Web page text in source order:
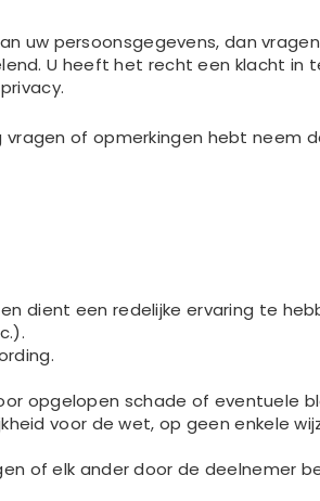
uw persoonsgegevens, dan
U heeft het recht een klacht in
vragen of opmerkingen hebt neem
dient een redelijke ervaring te
opgelopen schade of eventuele
voor de wet, op geen enkele
of elk ander door de deelnemer